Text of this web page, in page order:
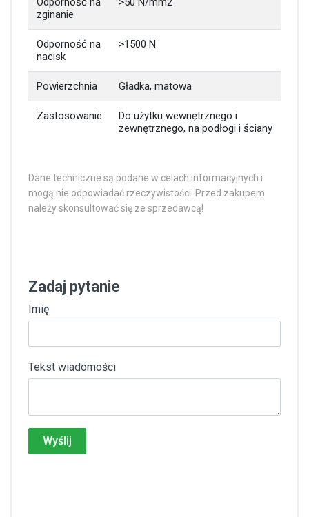
zginanie
Odporność na
nacisk
>1500 N
Powierzchnia Gładka, matowa
Zastosowanie
Do użytku wewnętrznego i
zewnętrznego, na podłogi i ściany
Dane techniczne są podane w celach informacyjnych i
mogą nie odpowiadać rzeczywistości. Przed zakupem
należy skonsultować się ze sprzedawcą!
Zadaj pytanie
Imię
Tekst wiadomości
Wyślij